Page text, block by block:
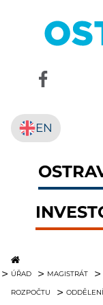
EN
ÚŘAD MAGISTRÁT
ROZPOČTU